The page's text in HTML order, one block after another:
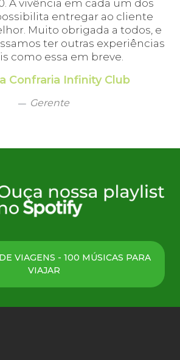
Agente emissor
VIAGENS - 100 MÚSICAS PARA
VIAJAR